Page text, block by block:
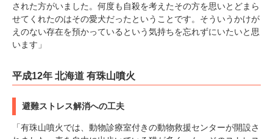
された方がいました。何度も自殺を考えたその方を思いとどまら
せてくれたのはその愛犬だったということです。そういうかけが
えのない存在を預かっているという気持ちを忘れずにいたいと思
います」
平成12年 北海道 有珠山噴火
避難ストレス解消への工夫
「有珠山噴火では、動物診療室付きの動物救援センターが開設さ